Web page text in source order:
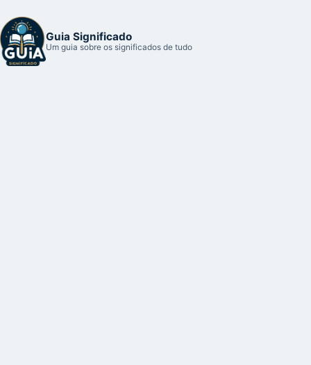
Guia Significado
Um guia sobre os significados de tudo